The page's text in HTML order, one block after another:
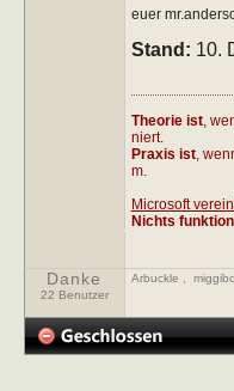
euer
Stand: 10.
Theorie ist,
niert.
Praxis ist,
m.
Microsoft
Nichts
Danke
22 Benutzer
Arbuckle